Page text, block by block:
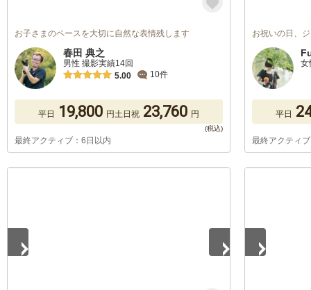
お子さまのペースを大切に自然な表情残します
春田 典之
男性 撮影実績14回
5.00
10件
平日 19,800 円土日祝 23,760 円
最終アクティブ：6日以内
お祝いの日、
女
平日
最終アクティ